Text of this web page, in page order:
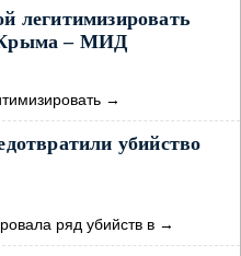
легитимизировать
Крыма – МИД
→
убийство
ряд убийств в →